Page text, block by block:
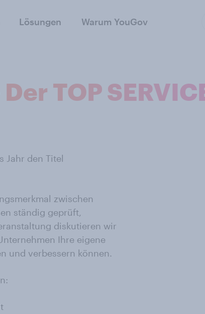
Lösungen Warum YouGov
TOP
Jahr den Titel
zwischen
ständig geprüft,
diskutieren wir
Ihre eigene
und verbessern können.